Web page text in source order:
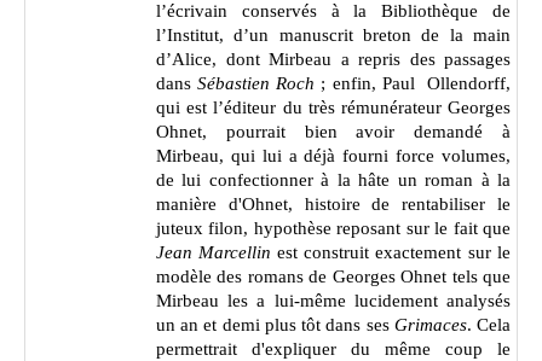
l’écrivain conservés à la Bibliothèque de
l’Institut, d’un manuscrit breton de la main
d’Alice, dont Mirbeau a repris des passages
dansSébastien Roch ; enfin, Paul Ollendorff,
qui est l’éditeur du très rémunérateur Georges
Ohnet, pourrait bien avoir demandé à
Mirbeau, qui lui a déjà fourni force volumes,
de lui confectionner à la hâte un roman à la
manière d'Ohnet, histoire de rentabiliser le
juteux filon, hypothèse reposant sur le fait que
Jean Marcellin est construit exactement sur le
modèle des romans de Georges Ohnet tels que
Mirbeau les a lui-même lucidement analysés
un an et demi plus tôt dans ses Grimaces. Cela
permettrait d'expliquer du même coup le